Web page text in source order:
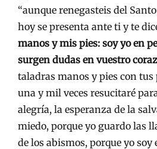
“aunque renegasteis del Santo
hoy se presenta ante ti y te
manos y mis pies: soy yo en
surgen dudas en vuestro
taladras manos y pies con tus
una y mil veces resucitaré
alegría, la esperanza de la
miedo, porque yo guardo las
de los abismos, porque yo soy